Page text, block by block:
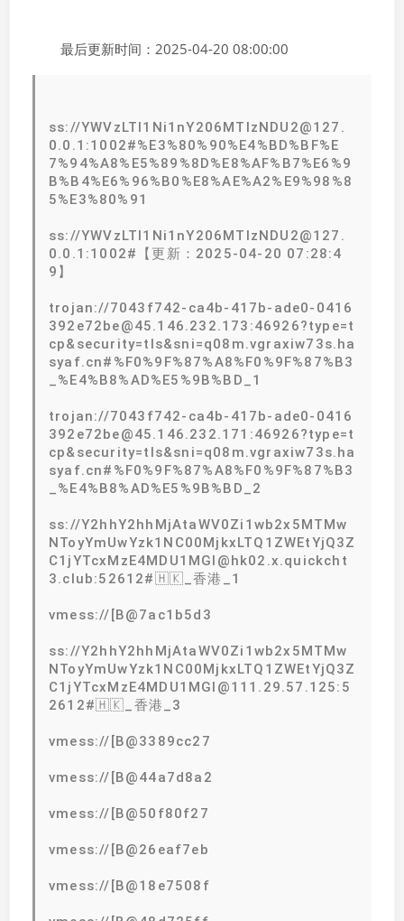
最后更新时间：2025-04-20 08:00:00
ss://YWVzLTI1Ni1nY206MTIzNDU2@127.
0.0.1:1002#%E3%80%90%E4%BD%BF%E
7%94%A8%E5%89%8D%E8%AF%B7%E6%9
B%B4%E6%96%B0%E8%AE%A2%E9%98%8
5%E3%80%91
ss://YWVzLTI1Ni1nY206MTIzNDU2@127.
0.0.1:1002#【更新：2025-04-20 07:28:4
9】
trojan://7043f742-ca4b-417b-ade0-0416
392e72be@45.146.232.173:46926?type=t
cp&security=tls&sni=q08m.vgraxiw73s.ha
syaf.cn#%F0%9F%87%A8%F0%9F%87%B3
_%E4%B8%AD%E5%9B%BD_1
trojan://7043f742-ca4b-417b-ade0-0416
392e72be@45.146.232.171:46926?type=t
cp&security=tls&sni=q08m.vgraxiw73s.ha
syaf.cn#%F0%9F%87%A8%F0%9F%87%B3
_%E4%B8%AD%E5%9B%BD_2
ss://Y2hhY2hhMjAtaWV0Zi1wb2x5MTMw
NToyYmUwYzk1NC00MjkxLTQ1ZWEtYjQ3Z
C1jYTcxMzE4MDU1MGI@hk02.x.quickcht
3.club:52612#🇭🇰_香港_1
vmess://[B@7ac1b5d3
ss://Y2hhY2hhMjAtaWV0Zi1wb2x5MTMw
NToyYmUwYzk1NC00MjkxLTQ1ZWEtYjQ3Z
C1jYTcxMzE4MDU1MGI@111.29.57.125:5
2612#🇭🇰_香港_3
vmess://[B@3389cc27
vmess://[B@44a7d8a2
vmess://[B@50f80f27
vmess://[B@26eaf7eb
vmess://[B@18e7508f